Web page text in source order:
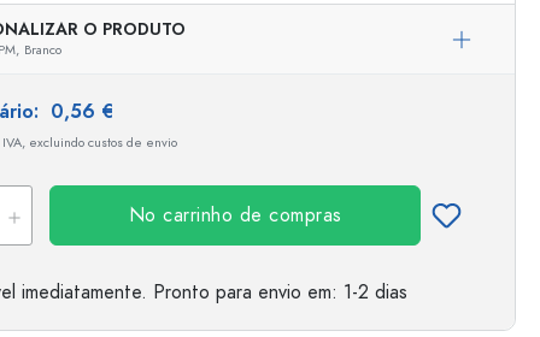
O PRODUTO
Branco
0,56 €
excluindo custos de envio
No carrinho de compras
imediatamente. Pronto para envio em: 1-2 dias